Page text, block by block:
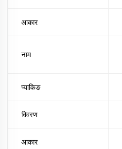
आकार
नाम
प्याकिङ
विवरण
आकार